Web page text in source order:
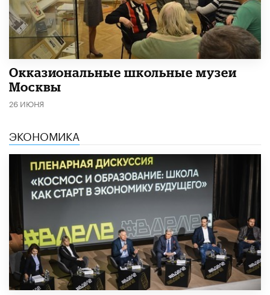
​Окказиональные школьные музеи
Москвы
26 ИЮНЯ
ЭКОНОМИКА